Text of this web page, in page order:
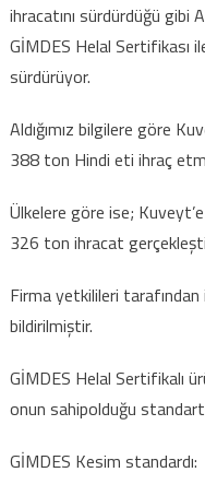
ihracatını sürdürdüğü gibi
GİMDES Helal Sertifikası
sürdürüyor.
Aldığımız bilgilere göre
388 ton Hindi eti ihraç
Ülkelere göre ise;
326 ton ihracat
Firma yetkilileri tarafından
bildirilmiştir.
GİMDES Helal Sertifikalı
onun sahipolduğu
GİMDES Kesim standardı: